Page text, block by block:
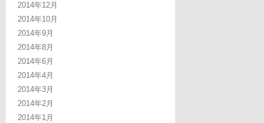
2014年12月
2014年10月
2014年9月
2014年8月
2014年6月
2014年4月
2014年3月
2014年2月
2014年1月